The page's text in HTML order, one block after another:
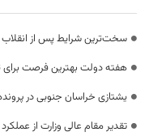
سخت‌ترین شرایط پس از انقلاب
هفته دولت بهترین فرصت
یشتازی خراسان جنوبی در
تقدیر مقام عالی وزارت از عملکرد جهادی